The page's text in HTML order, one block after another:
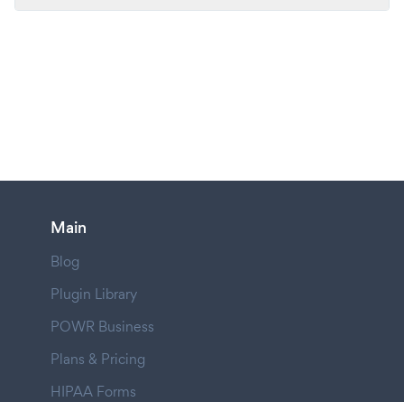
Main
Blog
Plugin Library
POWR Business
Plans & Pricing
HIPAA Forms